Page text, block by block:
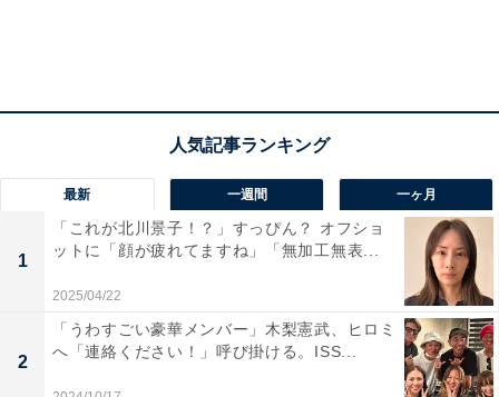
最新 一週間 一ヶ月
1
「これが北川景子！？」すっぴん？ オフショ
ットに「顔が疲れてますね」「無加工無表...
2025/04/22
2
「うわすごい豪華メンバー」木梨憲武、ヒロミ
へ「連絡ください！」呼び掛ける。ISS...